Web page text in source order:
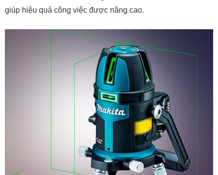
giúp hiệu quả công việc được nâng cao.